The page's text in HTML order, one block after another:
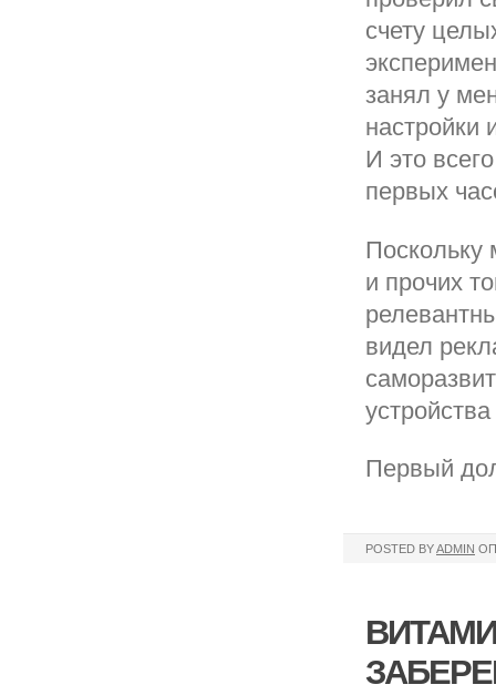
счету
занял у
настройки
И это
первых
Поскольку
и прочих
видел
Первый
POSTED BYADMIN